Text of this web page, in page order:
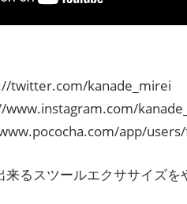
twitter.com/kanade_mirei
app/
るスツールエクササイズを